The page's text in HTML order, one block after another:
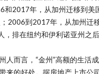
和2017年，从加州迁移到美
2006到2017年，从加州迁
，排在纽约和伊利诺亚州之后
人而言，“金州”高额的生活
来的好处。据房地产上市公